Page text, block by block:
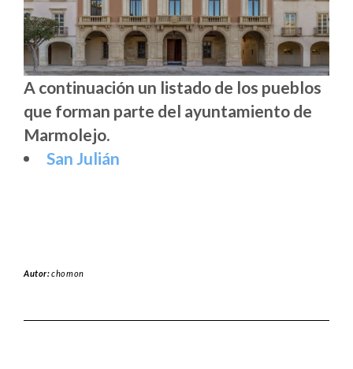
A continuación un listado de los pueblos
que forman parte del ayuntamiento de
Marmolejo.
San Julián
Autor:chomon